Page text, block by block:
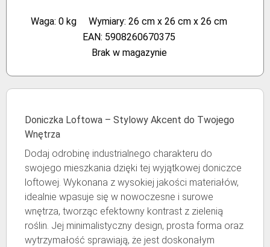
Waga: 0 kg
Wymiary: 26 cm x 26 cm x 26 cm
EAN: 5908260670375
Brak w magazynie
Doniczka Loftowa – Stylowy Akcent do Twojego
Wnętrza
Dodaj odrobinę industrialnego charakteru do
swojego mieszkania dzięki tej wyjątkowej doniczce
loftowej. Wykonana z wysokiej jakości materiałów,
idealnie wpasuje się w nowoczesne i surowe
wnętrza, tworząc efektowny kontrast z zielenią
roślin. Jej minimalistyczny design, prosta forma oraz
wytrzymałość sprawiają, że jest doskonałym